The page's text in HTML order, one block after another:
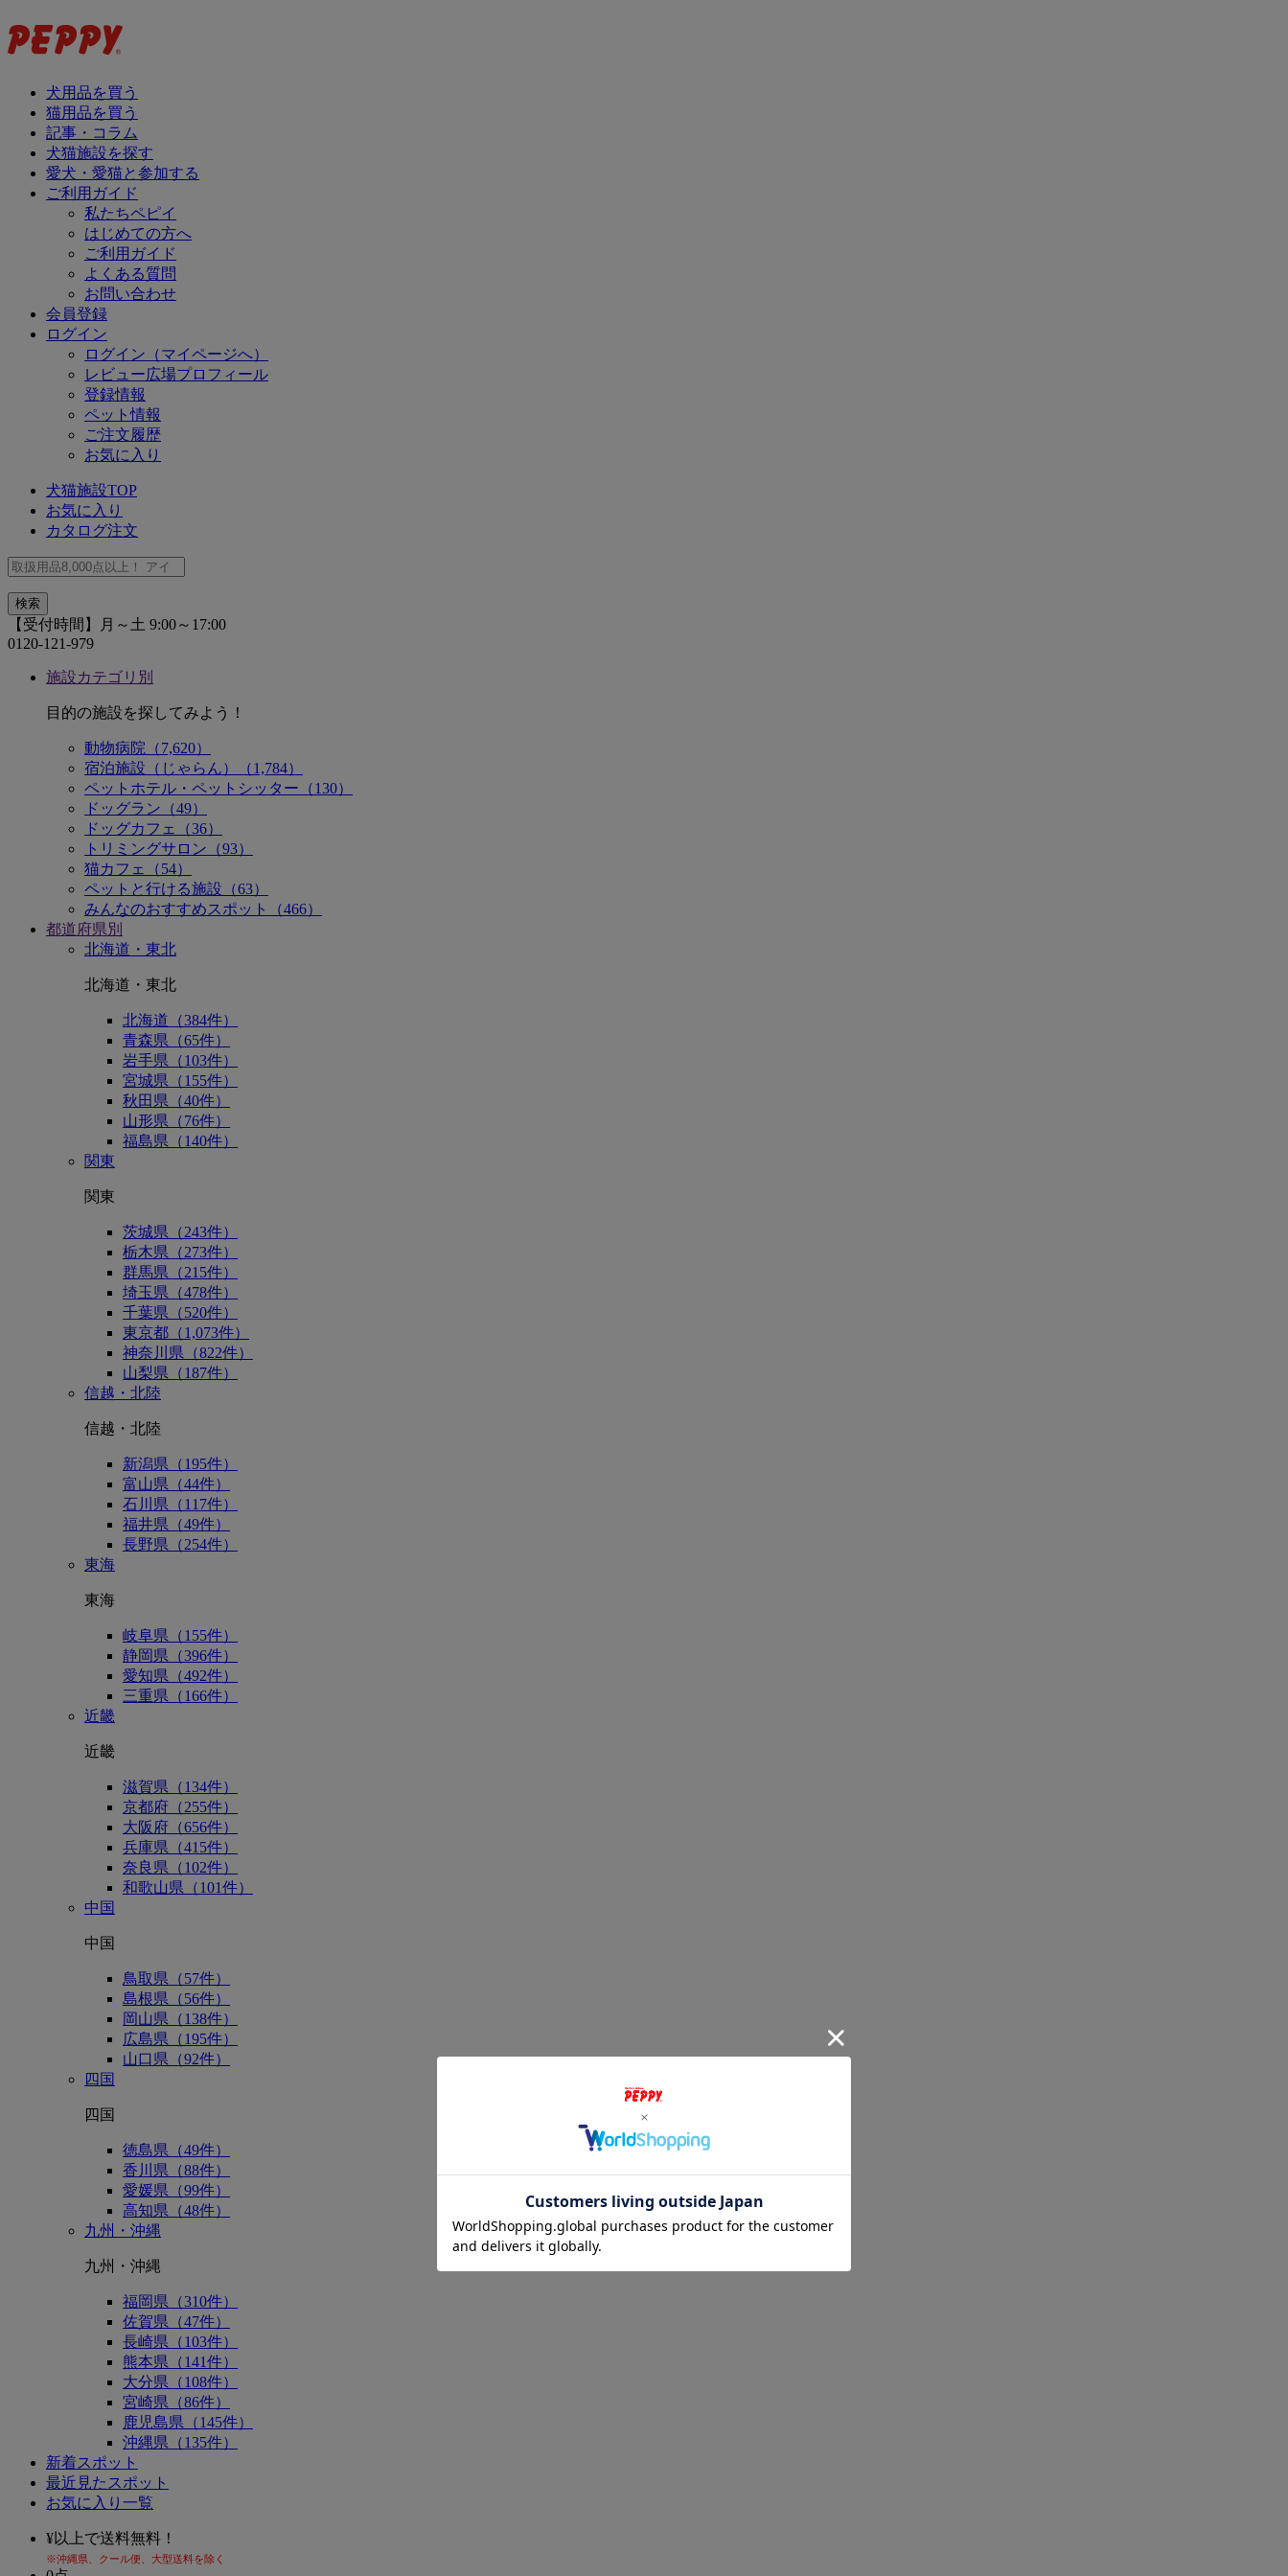
犬用品を買う
猫用品を買う
記事・コラム
犬猫施設を探す
愛犬・愛猫と参加する
ご利用ガイド
私たちペピイ
はじめての方へ
ご利用ガイド
よくある質問
お問い合わせ
会員登録
ログイン
ログイン（マイページへ）
レビュー広場プロフィール
登録情報
ペット情報
ご注文履歴
お気に入り
犬猫施設TOP
お気に入り
カタログ注文
【受付時間】月～土 9:00～17:00
0120-121-979
施設カテゴリ別
目的の施設を探してみよう！
動物病院（7,620）
宿泊施設（じゃらん）（1,784）
ペットホテル・ペットシッター（130）
ドッグラン（49）
ドッグカフェ（36）
トリミングサロン（93）
猫カフェ（54）
ペットと行ける施設（63）
みんなのおすすめスポット（466）
都道府県別
北海道・東北
北海道・東北
北海道（384件）
青森県（65件）
岩手県（103件）
宮城県（155件）
秋田県（40件）
山形県（76件）
福島県（140件）
関東
関東
茨城県（243件）
栃木県（273件）
群馬県（215件）
埼玉県（478件）
千葉県（520件）
東京都（1,073件）
神奈川県（822件）
山梨県（187件）
信越・北陸
信越・北陸
新潟県（195件）
富山県（44件）
石川県（117件）
福井県（49件）
長野県（254件）
東海
東海
岐阜県（155件）
静岡県（396件）
愛知県（492件）
三重県（166件）
近畿
近畿
滋賀県（134件）
京都府（255件）
大阪府（656件）
兵庫県（415件）
奈良県（102件）
和歌山県（101件）
中国
中国
鳥取県（57件）
島根県（56件）
岡山県（138件）
広島県（195件）
山口県（92件）
四国
四国
徳島県（49件）
香川県（88件）
愛媛県（99件）
高知県（48件）
九州・沖縄
九州・沖縄
福岡県（310件）
佐賀県（47件）
長崎県（103件）
熊本県（141件）
大分県（108件）
宮崎県（86件）
鹿児島県（145件）
沖縄県（135件）
新着スポット
最近見たスポット
お気に入り一覧
¥以上で送料無料！
※沖縄県、クール便、大型送料を除く